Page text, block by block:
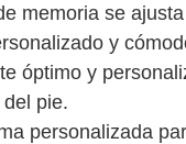
memoria se
y
óptimo y
pie.
personalizada